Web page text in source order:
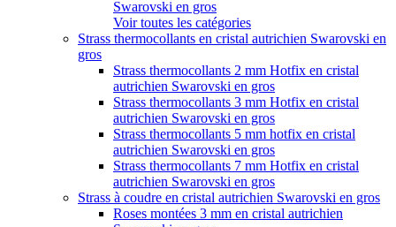
Swarovski en gros
Voir toutes les catégories
Strass thermocollants en cristal autrichien Swarovski en
gros
Strass thermocollants 2 mm Hotfix en cristal
autrichien Swarovski en gros
Strass thermocollants 3 mm Hotfix en cristal
autrichien Swarovski en gros
Strass thermocollants 5 mm hotfix en cristal
autrichien Swarovski en gros
Strass thermocollants 7 mm Hotfix en cristal
autrichien Swarovski en gros
Strass à coudre en cristal autrichien Swarovski en gros
Roses montées 3 mm en cristal autrichien